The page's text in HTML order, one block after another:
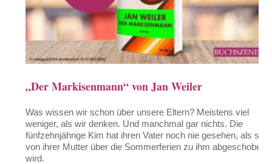
„Der Markisenmann“ von Jan Weiler
Was wissen wir schon über unsere Eltern? Meistens viel
weniger, als wir denken. Und manchmal gar nichts. Die
fünfzehnjährige Kim hat ihren Vater noch nie gesehen, als sie
von ihrer Mutter über die Sommerferien zu ihm abgeschoben
wird.